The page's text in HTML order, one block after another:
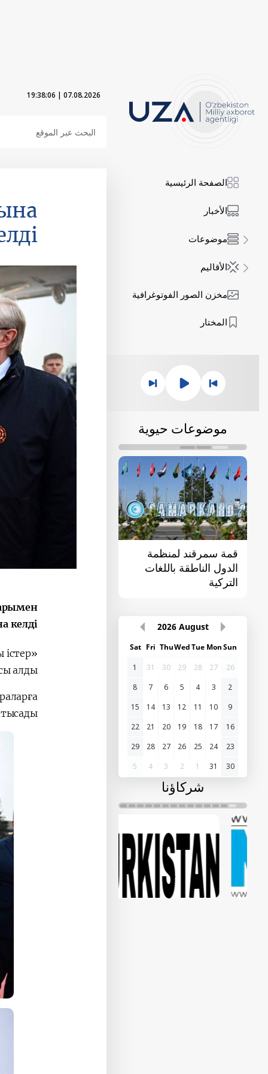
07.08.2026
|
19:38:07
الصفحة الرئيسية
الأخبار
موضوعات
الأقاليم
مخزن الصور الفوتوغرافية
المختار
موضوعات حيوية
قمة سمرقند لمنظمة
الدول الناطقة باللغات
التركية
الوسطى - الصين"
August
2026
Sun
Mon
Tue
Wed
Thu
Fri
Sat
26
27
28
29
30
31
1
2
3
4
5
6
7
8
9
10
11
12
13
14
15
16
17
18
19
20
21
22
23
24
25
26
27
28
29
30
31
1
2
3
4
5
شركاؤنا
келді.
алды.